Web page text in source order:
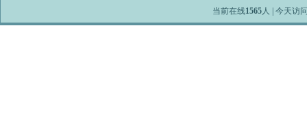
当前在线1565人 | 今天访